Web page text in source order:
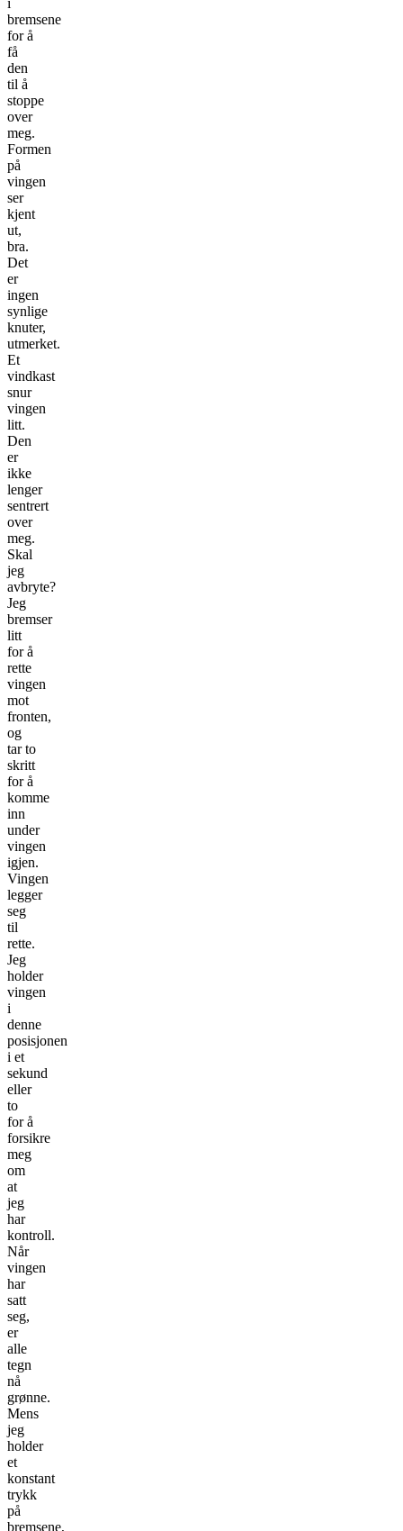
i
bremsene
for å
få
den
til å
stoppe
over
meg.
Formen
på
vingen
ser
kjent
ut,
bra.
Det
er
ingen
synlige
knuter,
utmerket.
Et
vindkast
snur
vingen
litt.
Den
er
ikke
lenger
sentrert
over
meg.
Skal
jeg
avbryte?
Jeg
bremser
litt
for å
rette
vingen
mot
fronten,
og
tar to
skritt
for å
komme
inn
under
vingen
igjen.
Vingen
legger
seg
til
rette.
Jeg
holder
vingen
i
denne
posisjonen
i et
sekund
eller
to
for å
forsikre
meg
om
at
jeg
har
kontroll.
Når
vingen
har
satt
seg,
er
alle
tegn
nå
grønne.
Mens
jeg
holder
et
konstant
trykk
på
bremsene,